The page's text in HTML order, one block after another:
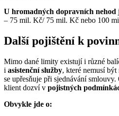
U hromadných dopravních nehod
– 75 mil. Kč/ 75 mil. Kč nebo 100
Další pojištění k
Mimo dané limity existují i různé
i asistenční služby, které nemusí
se upřesňuje při sjednávání smlouvy.
klient dozví v pojistných
Obvykle jde o: